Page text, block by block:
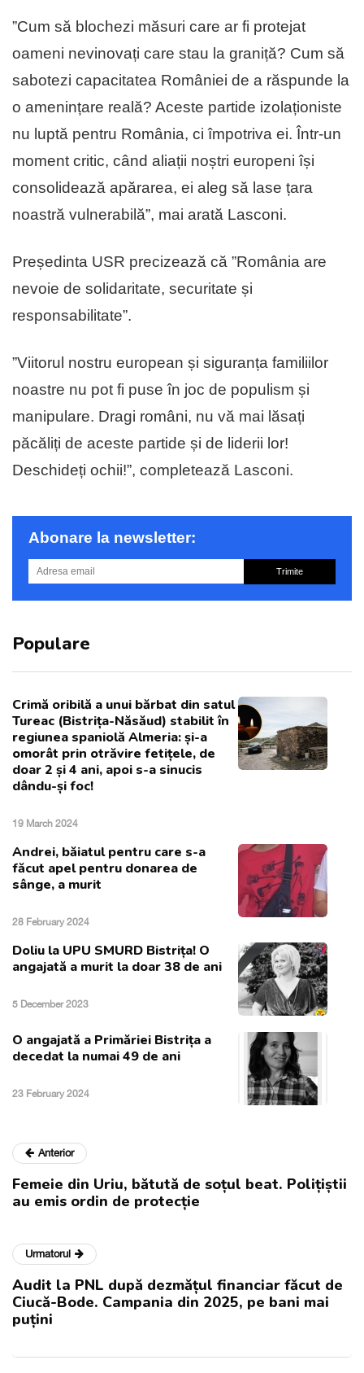
”Cum să blochezi măsuri care ar fi protejat
oameni nevinovați care stau la graniță? Cum să
sabotezi capacitatea României de a răspunde la
o amenințare reală? Aceste partide izolaționiste
nu luptă pentru România, ci împotriva ei. Într-un
moment critic, când aliații noștri europeni își
consolidează apărarea, ei aleg să lase țara
noastră vulnerabilă”, mai arată Lasconi.
Președinta USR precizează că ”România are
nevoie de solidaritate, securitate și
responsabilitate”.
”Viitorul nostru european și siguranța familiilor
noastre nu pot fi puse în joc de populism și
manipulare. Dragi români, nu vă mai lăsați
păcăliți de aceste partide și de liderii lor!
Deschideți ochii!”, completează Lasconi.
Abonare la newsletter:
Trimite
Populare
Crimă oribilă a unui bărbat din satul
Tureac (Bistrița-Năsăud) stabilit în
regiunea spaniolă Almeria: și-a
omorât prin otrăvire fetițele, de
doar 2 și 4 ani, apoi s-a sinucis
dându-și foc!
19 March 2024
Andrei, băiatul pentru care s-a
făcut apel pentru donarea de
sânge, a murit
28 February 2024
Doliu la UPU SMURD Bistrița! O
angajată a murit la doar 38 de ani
5 December 2023
O angajată a Primăriei Bistrița a
decedat la numai 49 de ani
23 February 2024
Anterior
Femeie din Uriu, bătută de soțul beat. Polițiștii
au emis ordin de protecție
Urmatorul
Audit la PNL după dezmățul financiar făcut de
Ciucă-Bode. Campania din 2025, pe bani mai
puțini